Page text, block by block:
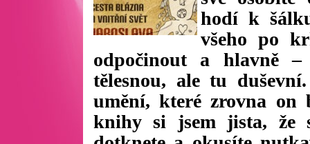
hodí k
všeho po
odpočinout a hlavně
tělesnou, ale tu
umění, které zrovna on
knihy si jsem jista, že